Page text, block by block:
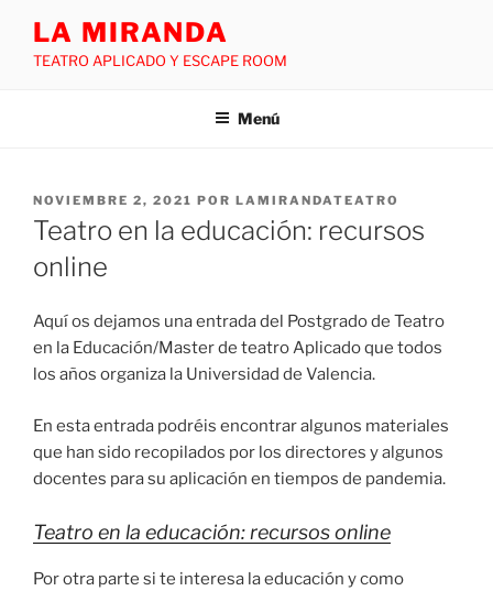
LA MIRANDA
TEATRO APLICADO Y ESCAPE ROOM
Menú
NOVIEMBRE 2, 2021 POR LAMIRANDATEATRO
Teatro en la educación: recursos
online
Aquí os dejamos una entrada del Postgrado de Teatro
en la Educación/Master de teatro Aplicado que todos
los años organiza la Universidad de Valencia.
En esta entrada podréis encontrar algunos materiales
que han sido recopilados por los directores y algunos
docentes para su aplicación en tiempos de pandemia.
Teatro en la educación: recursos online
Por otra parte si te interesa la educación y como